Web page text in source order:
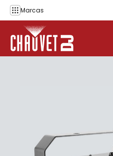
Saltar al contenido
Marcas